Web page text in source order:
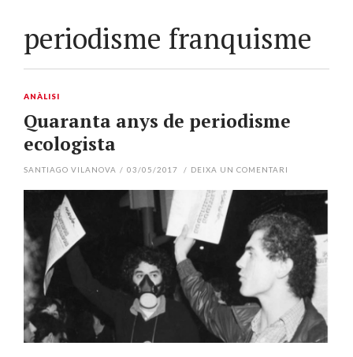
periodisme franquisme
ANÀLISI
Quaranta anys de periodisme
ecologista
SANTIAGO VILANOVA / 03/05/2017 / DEIXA UN COMENTARI